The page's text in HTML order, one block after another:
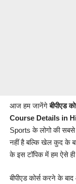
आज हम जानेंगेबीपीएड
Course Details in
Sports के लोगो की सबसे
नहीं है बल्कि खेल कुद के
के इस टॉपिक में हम ऐसे ही
बीपीएड कोर्स करने के